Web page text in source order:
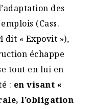
des
(Cass.
dit « Expovit »),
échappe
tout en lui en
: en visant «
l’obligation